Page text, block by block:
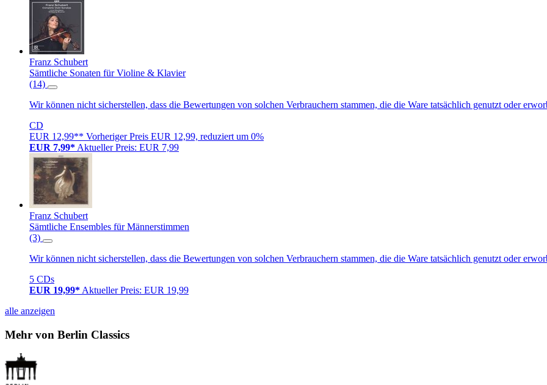
Franz Schubert
Sämtliche Sonaten für Violine & Klavier
(14)
Wir können nicht sicherstellen, dass die Bewertungen von solchen Verbrauchern stammen, die die Ware tatsächlich genutzt oder
CD
EUR 12,99** Vorheriger Preis EUR 12,99, reduziert um 0%
EUR 7,99*Aktueller Preis: EUR 7,99
Franz Schubert
Sämtliche Ensembles für Männerstimmen
(3)
Wir können nicht sicherstellen, dass die Bewertungen von solchen Verbrauchern stammen, die die Ware tatsächlich genutzt oder
5 CDs
EUR 19,99*Aktueller Preis: EUR 19,99
alle anzeigen
Mehr von Berlin Classics